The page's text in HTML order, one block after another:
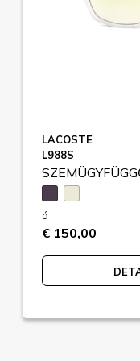
LACOSTE
L988S
á
€ 150,00